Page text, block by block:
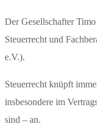
Der Gesellschafter
Steuerrecht und
e.V.).
Steuerrecht knüpft
insbesondere im
sind – an.